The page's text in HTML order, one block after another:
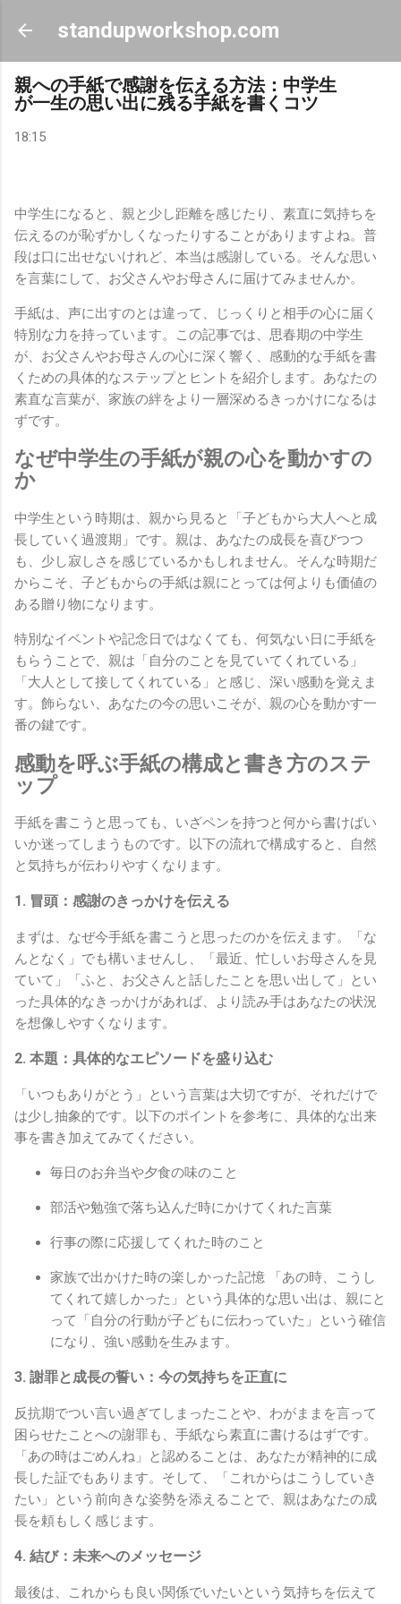
スキップしてメイン コンテンツに移動
standupworkshop.com
親への手紙で感謝を伝える方法：中学生
が一生の思い出に残る手紙を書くコツ
18:15
中学生になると、親と少し距離を感じたり、素直に気持ちを
伝えるのが恥ずかしくなったりすることがありますよね。普
段は口に出せないけれど、本当は感謝している。そんな思い
を言葉にして、お父さんやお母さんに届けてみませんか。
手紙は、声に出すのとは違って、じっくりと相手の心に届く
特別な力を持っています。この記事では、思春期の中学生
が、お父さんやお母さんの心に深く響く、感動的な手紙を書
くための具体的なステップとヒントを紹介します。あなたの
素直な言葉が、家族の絆をより一層深めるきっかけになるは
ずです。
なぜ中学生の手紙が親の心を動かすの
か
中学生という時期は、親から見ると「子どもから大人へと成
長していく過渡期」です。親は、あなたの成長を喜びつつ
も、少し寂しさを感じているかもしれません。そんな時期だ
からこそ、子どもからの手紙は親にとっては何よりも価値の
ある贈り物になります。
特別なイベントや記念日ではなくても、何気ない日に手紙を
もらうことで、親は「自分のことを見ていてくれている」
「大人として接してくれている」と感じ、深い感動を覚えま
す。飾らない、あなたの今の思いこそが、親の心を動かす一
番の鍵です。
感動を呼ぶ手紙の構成と書き方のステ
ップ
手紙を書こうと思っても、いざペンを持つと何から書けばい
いか迷ってしまうものです。以下の流れで構成すると、自然
と気持ちが伝わりやすくなります。
1. 冒頭：感謝のきっかけを伝える
まずは、なぜ今手紙を書こうと思ったのかを伝えます。「な
んとなく」でも構いませんし、「最近、忙しいお母さんを見
ていて」「ふと、お父さんと話したことを思い出して」とい
った具体的なきっかけがあれば、より読み手はあなたの状況
を想像しやすくなります。
2. 本題：具体的なエピソードを盛り込む
「いつもありがとう」という言葉は大切ですが、それだけで
は少し抽象的です。以下のポイントを参考に、具体的な出来
事を書き加えてみてください。
毎日のお弁当や夕食の味のこと
部活や勉強で落ち込んだ時にかけてくれた言葉
行事の際に応援してくれた時のこと
家族で出かけた時の楽しかった記憶 「あの時、こうし
てくれて嬉しかった」という具体的な思い出は、親にと
って「自分の行動が子どもに伝わっていた」という確信
になり、強い感動を生みます。
3. 謝罪と成長の誓い：今の気持ちを正直に
反抗期でつい言い過ぎてしまったことや、わがままを言って
困らせたことへの謝罪も、手紙なら素直に書けるはずです。
「あの時はごめんね」と認めることは、あなたが精神的に成
長した証でもあります。そして、「これからはこうしていき
たい」という前向きな姿勢を添えることで、親はあなたの成
長を頼もしく感じます。
4. 結び：未来へのメッセージ
最後は、これからも良い関係でいたいという気持ちを伝えて